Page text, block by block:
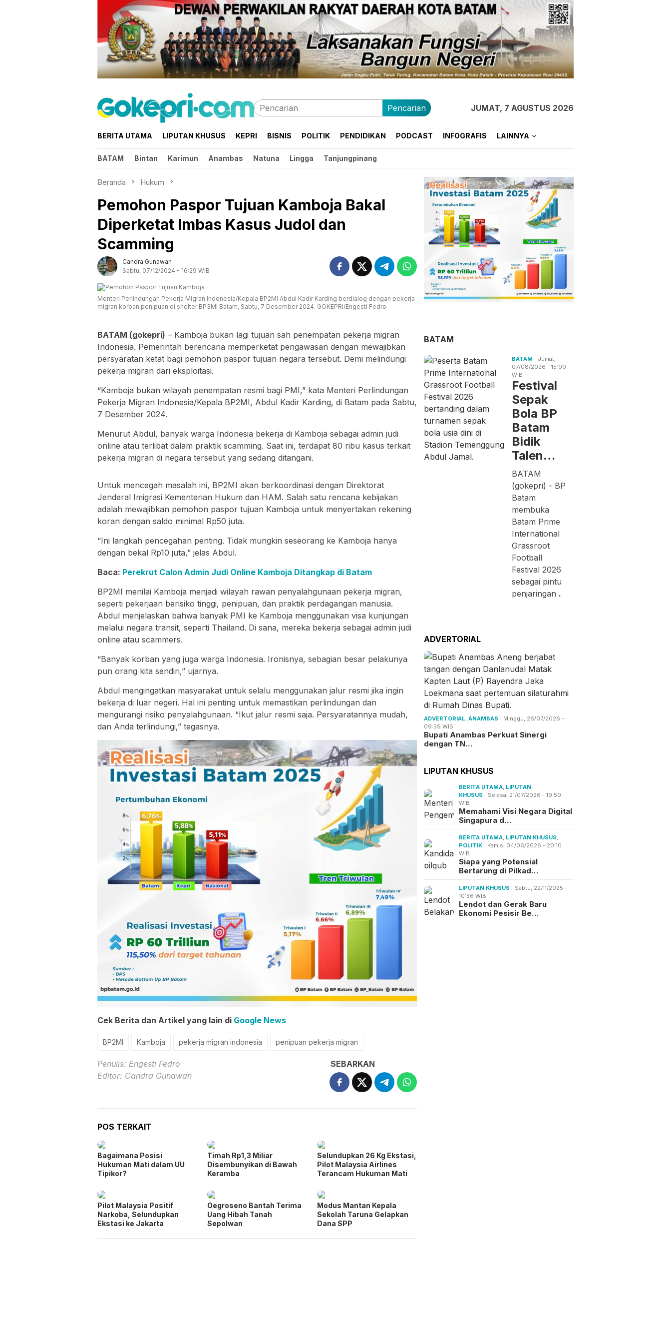
Pencarian JUMAT, 7 AGUSTUS 2026
BERITA UTAMA LIPUTAN KHUSUS KEPRI BISNIS POLITIK PENDIDIKAN PODCAST INFOGRAFIS LAINNYA
BATAM Bintan Karimun Anambas Natuna Lingga Tanjungpinang
Beranda Hukum
Pemohon Paspor Tujuan Kamboja Bakal
Diperketat Imbas Kasus Judol dan
Scamming
Candra Gunawan
Sabtu, 07/12/2024 - 16:29 WIB
Menteri Perlindungan Pekerja Migran Indonesia/Kepala BP2MI Abdul Kadir Karding berdialog dengan pekerja
migran korban penipuan di shelter BP3MI Batam, Sabtu, 7 Desember 2024. GOKEPRI/Engesti Fedro
BATAM (gokepri) – Kamboja bukan lagi tujuan sah penempatan pekerja migran
Indonesia. Pemerintah berencana memperketat pengawasan dengan mewajibkan
persyaratan ketat bagi pemohon paspor tujuan negara tersebut. Demi melindungi
pekerja migran dari eksploitasi.
“Kamboja bukan wilayah penempatan resmi bagi PMI,” kata Menteri Perlindungan
Pekerja Migran Indonesia/Kepala BP2MI, Abdul Kadir Karding, di Batam pada Sabtu,
7 Desember 2024.
Menurut Abdul, banyak warga Indonesia bekerja di Kamboja sebagai admin judi
online atau terlibat dalam praktik scamming. Saat ini, terdapat 80 ribu kasus terkait
pekerja migran di negara tersebut yang sedang ditangani.
Untuk mencegah masalah ini, BP2MI akan berkoordinasi dengan Direktorat
Jenderal Imigrasi Kementerian Hukum dan HAM. Salah satu rencana kebijakan
adalah mewajibkan pemohon paspor tujuan Kamboja untuk menyertakan rekening
koran dengan saldo minimal Rp50 juta.
“Ini langkah pencegahan penting. Tidak mungkin seseorang ke Kamboja hanya
dengan bekal Rp10 juta,” jelas Abdul.
Baca: Perekrut Calon Admin Judi Online Kamboja Ditangkap di Batam
BP2MI menilai Kamboja menjadi wilayah rawan penyalahgunaan pekerja migran,
seperti pekerjaan berisiko tinggi, penipuan, dan praktik perdagangan manusia.
Abdul menjelaskan bahwa banyak PMI ke Kamboja menggunakan visa kunjungan
melalui negara transit, seperti Thailand. Di sana, mereka bekerja sebagai admin judi
online atau scammers.
“Banyak korban yang juga warga Indonesia. Ironisnya, sebagian besar pelakunya
pun orang kita sendiri,” ujarnya.
Abdul mengingatkan masyarakat untuk selalu menggunakan jalur resmi jika ingin
bekerja di luar negeri. Hal ini penting untuk memastikan perlindungan dan
mengurangi risiko penyalahgunaan. “Ikut jalur resmi saja. Persyaratannya mudah,
dan Anda terlindungi,” tegasnya.
Cek Berita dan Artikel yang lain di Google News
BP2MI Kamboja pekerja migran indonesia penipuan pekerja migran
Penulis: Engesti Fedro
Editor: Candra Gunawan
SEBARKAN
POS TERKAIT
Bagaimana Posisi
Hukuman Mati dalam UU
Tipikor?
Timah Rp1,3 Miliar
Disembunyikan di Bawah
Keramba
Selundupkan 26 Kg Ekstasi,
Pilot Malaysia Airlines
Terancam Hukuman Mati
Pilot Malaysia Positif
Narkoba, Selundupkan
Ekstasi ke Jakarta
Oegroseno Bantah Terima
Uang Hibah Tanah
Sepolwan
Modus Mantan Kepala
Sekolah Taruna Gelapkan
Dana SPP
BATAM
BATAM
Jumat,
07/08/2026 - 15:00
WIB
Festival
Sepak
Bola BP
Batam
Bidik
Talen…
BATAM
(gokepri) - BP
Batam
membuka
Batam Prime
International
Grassroot
Football
Festival 2026
sebagai pintu
penjaringan .
ADVERTORIAL
ADVERTORIAL ,ANAMBAS
Minggu, 26/07/2026 -
09:39 WIB
Bupati Anambas Perkuat Sinergi
dengan TN…
LIPUTAN KHUSUS
BERITA UTAMA LIPUTAN
KHUSUS
Selasa, 21/07/2026 - 19:50
WIB
Memahami Visi Negara Digital
Singapura d…
BERITA UTAMA LIPUTAN KHUSUS
POLITIK
Kamis, 04/06/2026 - 20:10
WIB
Siapa yang Potensial
Bertarung di Pilkad…
LIPUTAN KHUSUS
Sabtu, 22/11/2025 -
10:56 WIB
Lendot dan Gerak Baru
Ekonomi Pesisir Be…